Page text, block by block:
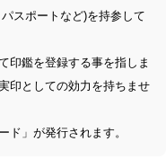
スポートなど)を持参して
印鑑を登録する事を指しま
印としての効力を持ちませ
ド」が発行されます。